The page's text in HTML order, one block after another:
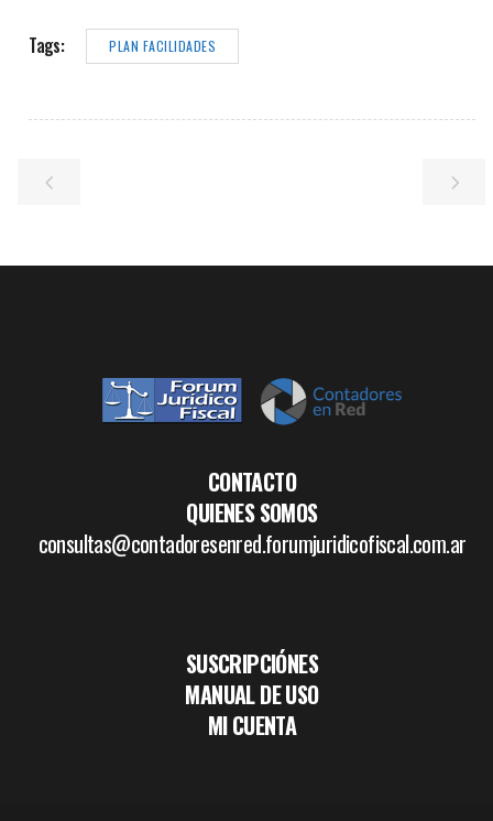
Tags: PLAN FACILIDADES
CONTACTO
QUIENES SOMOS
consultas@contadoresenred.forumjuridicofiscal.com.ar
SUSCRIPCIÓNES
MANUAL DE USO
MI CUENTA